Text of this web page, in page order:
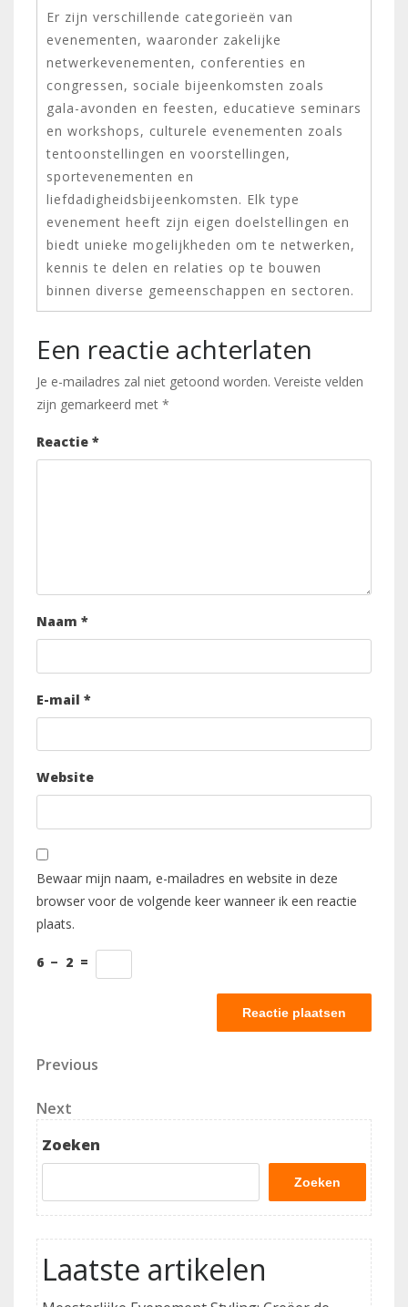
Er zijn verschillende categorieën van
evenementen, waaronder zakelijke
netwerkevenementen, conferenties en
congressen, sociale bijeenkomsten zoals
gala-avonden en feesten, educatieve seminars
en workshops, culturele evenementen zoals
tentoonstellingen en voorstellingen,
sportevenementen en
liefdadigheidsbijeenkomsten. Elk type
evenement heeft zijn eigen doelstellingen en
biedt unieke mogelijkheden om te netwerken,
kennis te delen en relaties op te bouwen
binnen diverse gemeenschappen en sectoren.
Een reactie achterlaten
Je e-mailadres zal niet getoond worden. Vereiste velden
zijn gemarkeerd met *
Reactie *
Naam *
E-mail *
Website
Bewaar mijn naam, e-mailadres en website in deze
browser voor de volgende keer wanneer ik een reactie
plaats.
6 − 2 =
Berichtnavigatie
Previous
Previous
Next
Post
Next
Zoeken
Zoeken
Laatste artikelen